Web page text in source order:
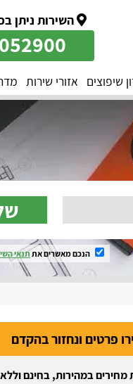
השירות ניתן
שיפוצים אזורי שירות
הנכם מאשרים אתתנאי
פרטים ונחזור בהקדם
מחירים במהירות, בחינם